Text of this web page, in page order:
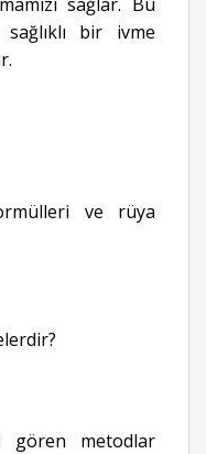
bir ivme
ve rüya
gören metodlar